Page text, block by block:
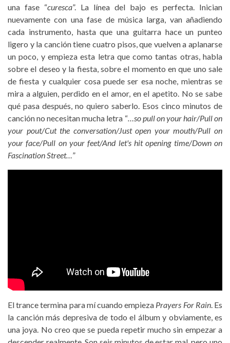
una fase “curesca”. La línea del bajo es perfecta. Inician
nuevamente con una fase de música larga, van añadiendo
cada instrumento, hasta que una guitarra hace un punteo
ligero y la canción tiene cuatro pisos, que vuelven a aplanarse
un poco, y empieza esta letra que como tantas otras, habla
sobre el deseo y la fiesta, sobre el momento en que uno sale
de fiesta y cualquier cosa puede ser esa noche, mientras se
mira a alguien, perdido en el amor, en el apetito. No se sabe
qué pasa después, no quiero saberlo. Esos cinco minutos de
canción no necesitan mucha letra “…so pull on your hair/Pull on
your pout/Cut the conversation/Just open your mouth/Pull on
your face/Pull on your feet/And let's hit opening time/Down on
Fascination Street… ”
El trance termina para mí cuando empieza Prayers For Rain. Es
la canción más depresiva de todo el álbum y obviamente, es
una joya. No creo que se pueda repetir mucho sin empezar a